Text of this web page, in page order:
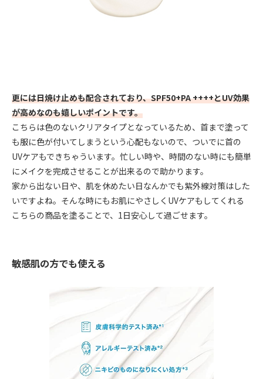
更には日焼け止めも配合されており、SPF50+PA ++++とUV効果
が高めなのも嬉しいポイントです。
こちらは色のないクリアタイプとなっているため、首まで塗って
も服に色が付いてしまうという心配もないので、ついでに首の
UVケアもできちゃういます。忙しい時や、時間のない時にも簡単
にメイクを完成させることが出来るので助かります。
家から出ない日や、肌を休めたい日なんかでも紫外線対策はした
いですよね。そんな時にもお肌にやさしくUVケアもしてくれる
こちらの商品を塗ることで、1日安心して過ごせます。
敏感肌の方でも使える